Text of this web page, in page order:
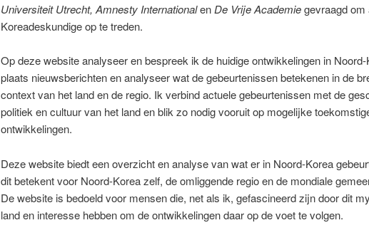
Universiteit Utrecht, Amnesty Internationalen De Vrije Academiegevraagd om
Koreadeskundige op te treden.
Op deze website analyseer en bespreek ik de huidige ontwikkelingen in
plaats nieuwsberichten en analyseer wat de gebeurtenissen betekenen in de
context van het land en de regio. Ik verbind actuele gebeurtenissen met de
politiek en cultuur van het land en blik zo nodig vooruit op mogelijke
ontwikkelingen.
Deze website biedt een overzicht en analyse van wat er in Noord-Korea
dit betekent voor Noord-Korea zelf, de omliggende regio en de mondiale
De website is bedoeld voor mensen die, net als ik, gefascineerd zijn door dit
land en interesse hebben om de ontwikkelingen daar op de voet te volgen.